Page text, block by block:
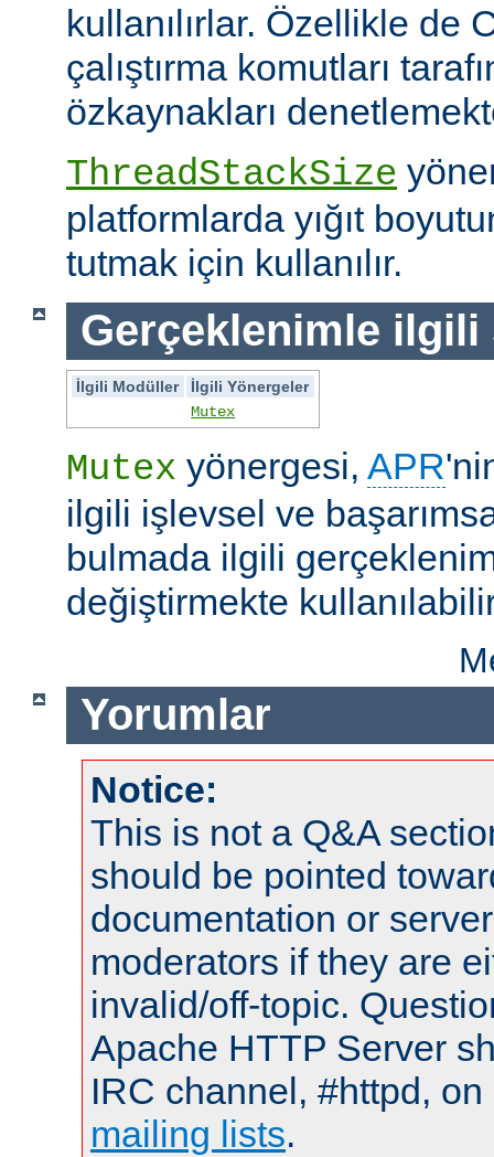
kullanılırlar. Özellikle de
çalıştırma komutları
özkaynakları
ThreadStackSize
platformlarda yığıt
tutmak için kullanılır.
Gerçeklenimle ilgili
İlgili Modüller
İlgili Yönergeler
Mutex
Mutex yönergesi, APR
ilgili işlevsel ve
bulmada ilgili
değiştirmekte
Yorumlar
Notice:
This is not a Q&A
should be pointed
documentation or
moderators if they are
invalid/off-topic.
Apache HTTP Server
IRC channel, #httpd,
mailing lists.